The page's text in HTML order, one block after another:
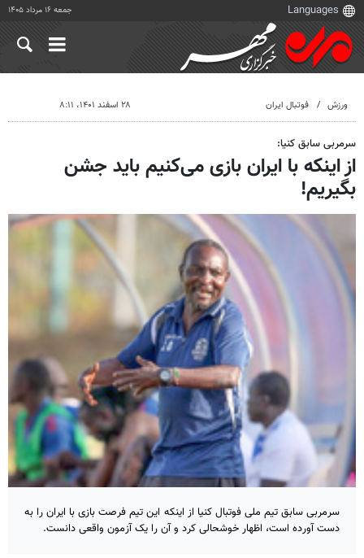
جمعه ۱۶ مرداد ۱۴۰۵
ورزش فوتبال ایران ۲۸ اسفند ۱۴۰۱، ۸:۱۱
سرمربی سابق کنیا:
از اینکه با ایران بازی می‌کنیم باید جشن
بگیریم!
سرمربی سابق تیم ملی فوتبال کنیا از اینکه این تیم فرصت بازی با ایران را به
دست آورده است، اظهار خوشحالی کرد و آن را یک آزمون واقعی دانست.